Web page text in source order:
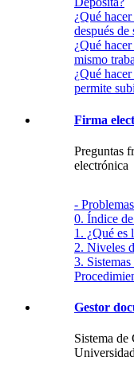
¿Qué
después
¿Qué
mismo
¿Qué
permite
Firma
Preguntas
electrónica
-
0. Índice
1. ¿Qué es
2. Niveles
3.
Gestor
Sistema